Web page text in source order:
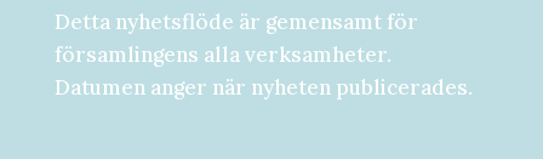
Detta nyhetsflöde är gemensamt för
församlingens alla verksamheter.
Datumen anger när nyheten publicerades.